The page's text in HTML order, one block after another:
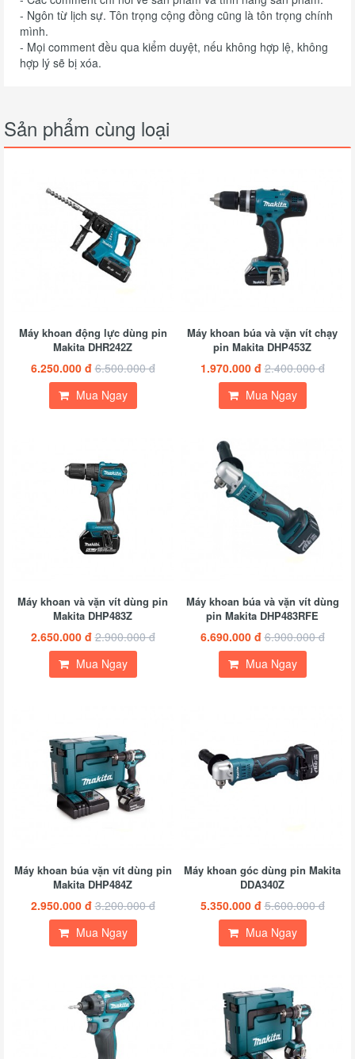
- Ngôn từ lịch sự. Tôn trọng cộng đồng cũng là tôn trọng chính
mình.
- Mọi comment đều qua kiểm duyệt, nếu không hợp lệ, không
hợp lý sẽ bị xóa.
Sản phẩm cùng loại
Máy khoan động lực dùng pin
Makita DHR242Z
6.250.000 đ 6.500.000 đ
Mua Ngay
Máy khoan búa và vặn vít chạy
pin Makita DHP453Z
1.970.000 đ 2.400.000 đ
Mua Ngay
Máy khoan và vặn vít dùng pin
Makita DHP483Z
2.650.000 đ 2.900.000 đ
Mua Ngay
Máy khoan búa và vặn vít dùng
pin Makita DHP483RFE
6.690.000 đ 6.900.000 đ
Mua Ngay
Máy khoan búa vặn vít dùng pin
Makita DHP484Z
2.950.000 đ 3.200.000 đ
Mua Ngay
Máy khoan góc dùng pin Makita
DDA340Z
5.350.000 đ 5.600.000 đ
Mua Ngay